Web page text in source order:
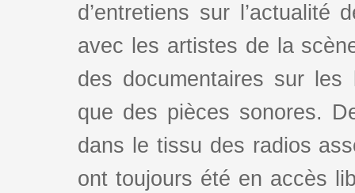
d’entretiens sur l’actualité
avec les artistes de la
des documentaires sur
que des pièces sonores.
dans le tissu des radios
ont toujours été en accès